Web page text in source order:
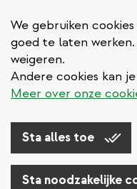
We gebruiken
goed te laten
weigeren.
Andere cookies kan
Meer over onze
Sta alles toe
Sta noodzakelijke